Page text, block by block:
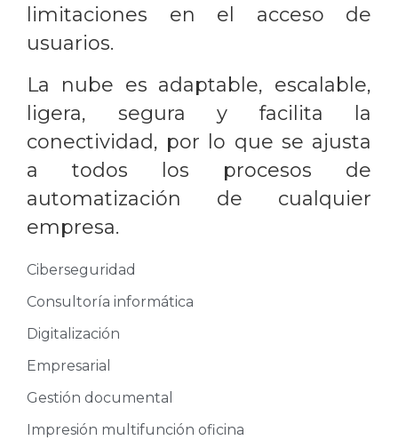
limitaciones en el acceso de
usuarios.
La nube es adaptable, escalable,
ligera, segura y facilita la
conectividad, por lo que se ajusta
a todos los procesos de
automatización de cualquier
empresa.
Ciberseguridad
Consultoría informática
Digitalización
Empresarial
Gestión documental
Impresión multifunción oficina